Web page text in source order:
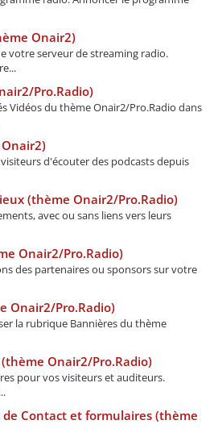
Onair2)
votre serveur de streaming radio.
Pro.Radio)
Vidéos du thème Onair2/Pro.Radio dans
d'écouter des podcasts depuis
(thème Onair2/Pro.Radio)
avec ou sans liens vers leurs
Onair2/Pro.Radio)
des partenaires ou sponsors sur votre
Onair2/Pro.Radio)
la rubrique Bannières du thème
Onair2/Pro.Radio)
pour vos visiteurs et auditeurs.
Contact et formulaires (thème